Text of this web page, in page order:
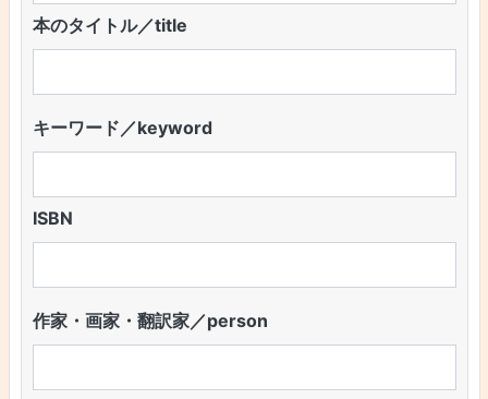
本のタイトル／title
キーワード／keyword
ISBN
作家・画家・翻訳家／person